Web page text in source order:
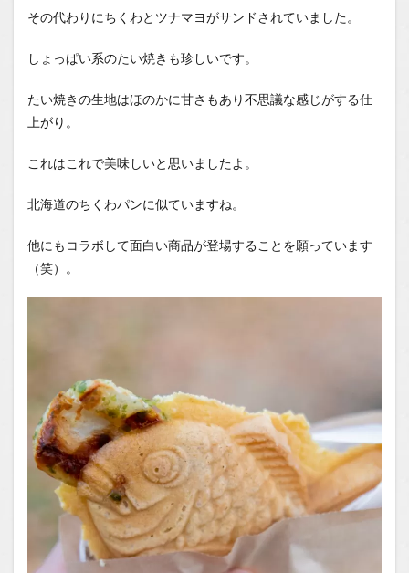
その代わりにちくわとツナマヨがサンドされていました。
しょっぱい系のたい焼きも珍しいです。
たい焼きの生地はほのかに甘さもあり不思議な感じがする仕
上がり。
これはこれで美味しいと思いましたよ。
北海道のちくわパンに似ていますね。
他にもコラボして面白い商品が登場することを願っています
（笑）。